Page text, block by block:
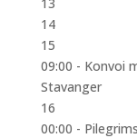
14
15
09:00 - Konvoi
Stavanger
16
00:00 -